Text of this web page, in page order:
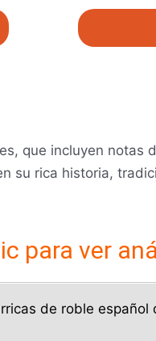
que incluyen notas
su rica historia,
para ver
de roble español